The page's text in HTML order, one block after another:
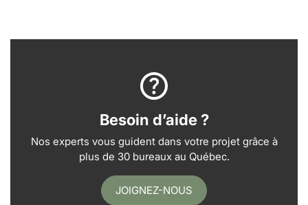
Besoin d’aide ?
Nos experts vous guident dans votre projet grâce à
plus de 30 bureaux au Québec.
JOIGNEZ-NOUS